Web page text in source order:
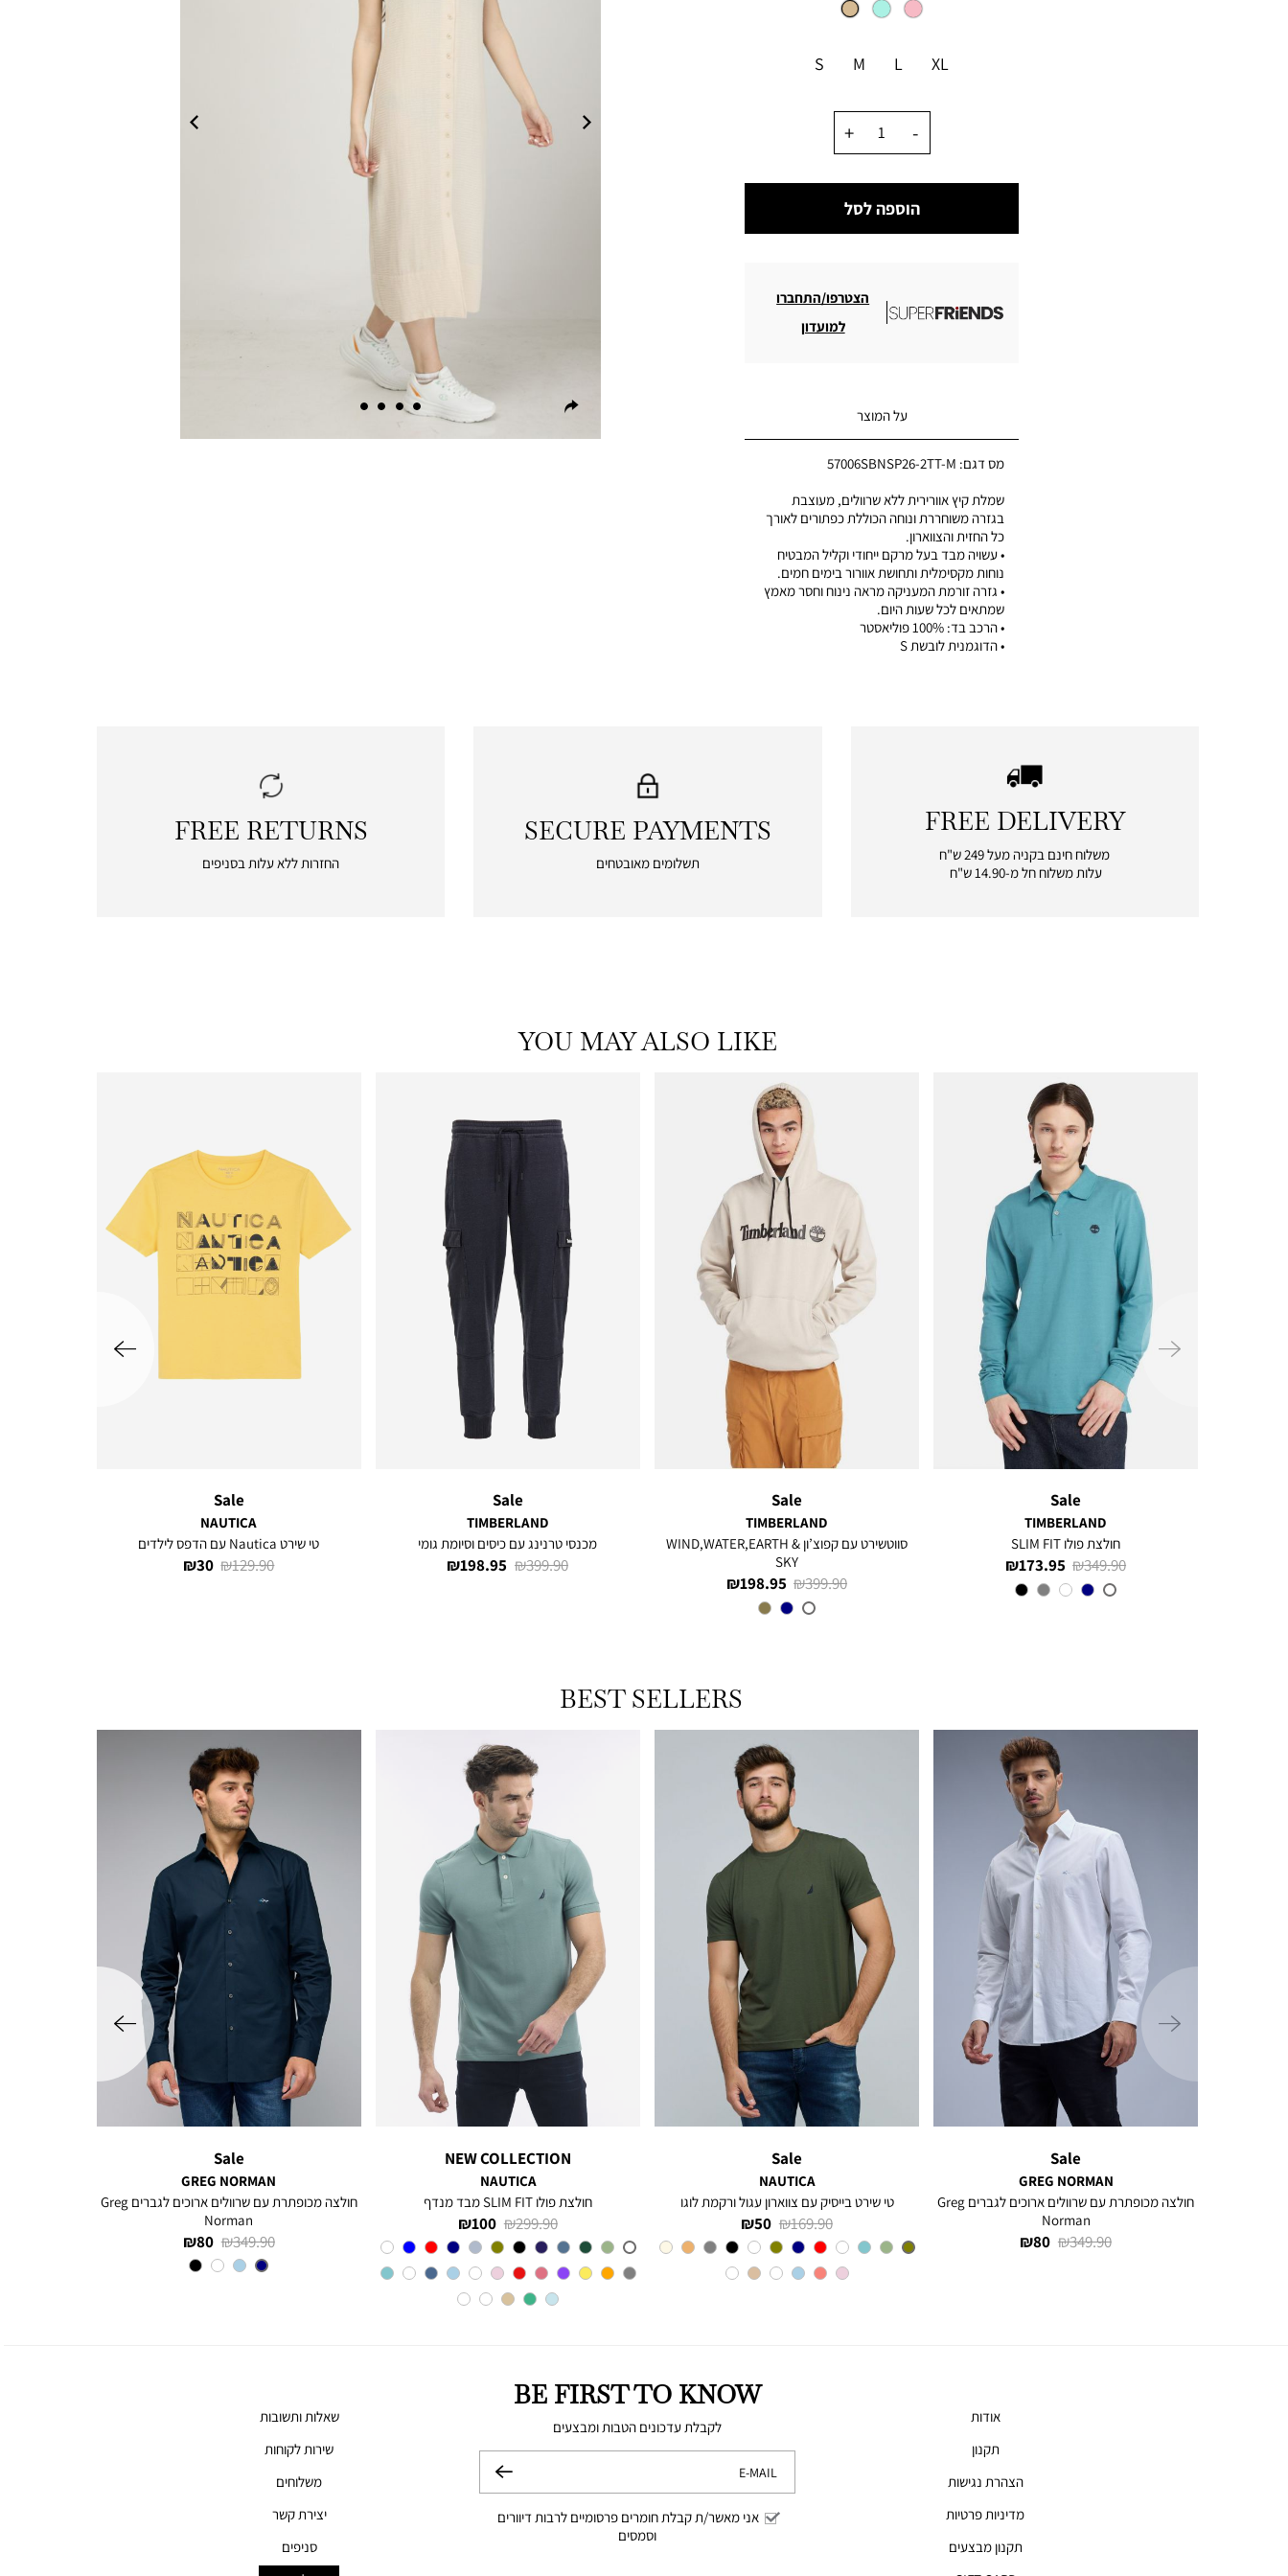
S M L XL
הוספה לסל
הצטרפו/התחברו
למועדון
על המוצר
מס דגם: 57006SBNSP26-2TT-M
שמלת קיץ אוורירית ללא שרוולים, מעוצבת
בגזרה משוחררת ונוחה הכוללת כפתורים לאורך
כל החזית והצווארון.
• עשויה מבד בעל מרקם ייחודי וקליל המבטיח
נוחות מקסימלית ותחושת אוורור בימים חמים.
• גזרה זורמת המעניקה מראה נינוח וחסר מאמץ
שמתאים לכל שעות היום.
• הרכב בד: 100% פוליאסטר
• הדוגמנית לובשת S
|
free
delivery
|
FREE DELIVERY
משלוח חינם בקניה מעל 249 ש"ח
עלות משלוח חל מ-14.90 ש"ח
|
payments
SECURE PAYMENTS
תשלומים מאובטחים
|
returns
FREE RETURNS
החזרות ללא עלות בסניפים
YOU MAY ALSO LIKE
ימינה
Sale
TIMBERLAND
חולצת פולו SLIM FIT
מחיר
מוצר
173.95 ₪
מחיר
רגיל
349.90 ₪
צבע
LIGHT
Sale
TIMBERLAND
סווטשירט עם קפוצ’ון WIND,WATER,EARTH &
SKY
מחיר
מוצר
198.95 ₪
מחיר
399.90 ₪
צבע
CY2
Sale
TIMBERLAND
מכנסי טרנינג עם כיסים וסיומת גומי
מחיר
198.95 ₪
מחיר
399.90 ₪
Sale
NAUTICA
טי שירט Nautica עם הדפס לילדים
מחיר
30 ₪
מחיר
129.90 ₪
שמאלה
BEST SELLERS
ימינה
Sale
GREG NORMAN
חולצה מכופתרת עם שרוולים ארוכים לגברים Greg
Norman
מחיר
80 ₪
מחיר
349.90 ₪
Sale
NAUTICA
טי שירט בייסיק עם צווארון עגול ורקמת לוגו
מחיר
מוצר
50 ₪
מחיר
רגיל
169.90 ₪
צבע
Olive
NEW COLLECTION
NAUTICA
חולצת פולו SLIM FIT מבד מנדף
מחיר
מוצר
100 ₪
מחיר
רגיל
299.90 ₪
צבע
A6M
Sale
GREG NORMAN
חולצה מכופתרת עם שרוולים ארוכים לגברים Greg
Norman
מחיר
מוצר
80 ₪
מחיר
רגיל
349.90 ₪
צבע
NAVY
שמאלה
BE FIRST TO KNOW
לקבלת עדכונים הטבות ומבצעים
E-MAIL
אני מאשר/ת קבלת חומרים פרסומיים לרבות דיוורים
וסמסים
שלח
אודות
תקנון
הצהרת נגישות
מדיניות פרטיות
תקנון מבצעים
שאלות ותשובות
שירות לקוחות
משלוחים
יצירת קשר
סניפים